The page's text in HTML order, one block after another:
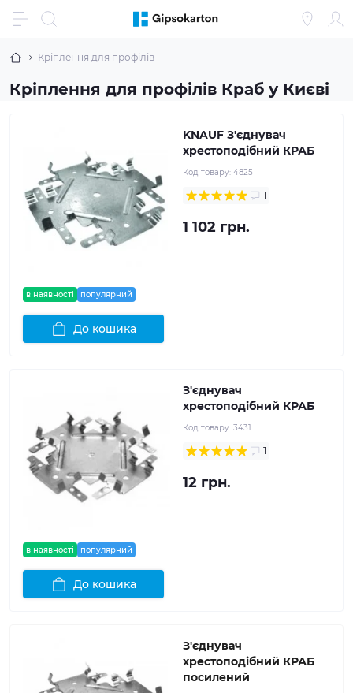
Кріплення для профілів
Кріплення для профілів Краб у Києві
в наявності популярний
KNAUF З'єднувач
хрестоподібний КРАБ
Код товару: 4825
1
1 102 грн.
До кошика
в наявності популярний
З'єднувач
хрестоподібний КРАБ
Код товару: 3431
1
12 грн.
До кошика
З'єднувач
хрестоподібний КРАБ
посилений